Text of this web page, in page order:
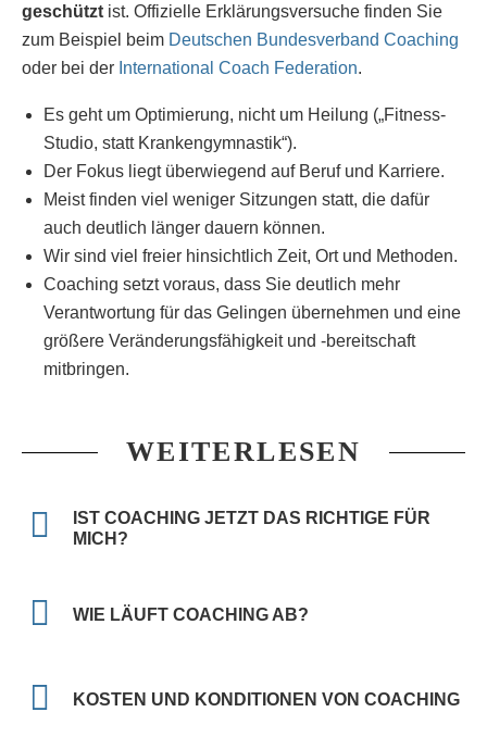
geschützt ist. Offizielle Erklärungsversuche finden Sie
zum Beispiel beim Deutschen Bundesverband Coaching
oder bei der International Coach Federation.
Es geht um Optimierung, nicht um Heilung („Fitness-
Studio, statt Krankengymnastik“).
Der Fokus liegt überwiegend auf Beruf und Karriere.
Meist finden viel weniger Sitzungen statt, die dafür
auch deutlich länger dauern können.
Wir sind viel freier hinsichtlich Zeit, Ort und Methoden.
Coaching setzt voraus, dass Sie deutlich mehr
Verantwortung für das Gelingen übernehmen und eine
größere Veränderungsfähigkeit und -bereitschaft
mitbringen.
WEITERLESEN
IST COACHING JETZT DAS RICHTIGE FÜR
MICH?
WIE LÄUFT COACHING AB?
KOSTEN UND KONDITIONEN VON COACHING